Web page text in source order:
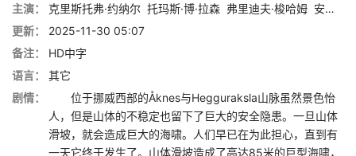
主演：
克里斯托弗·约纳尔 托玛斯·博·拉森 弗里迪夫·梭哈姆 安妮·达尔·托普
更新：
2025-11-30 05:07
备注：
HD中字
语言：
其它
剧情：
位于挪威西部的Åknes与Hegguraksla山脉虽然景色怡
人，但是山体的不稳定也留下了巨大的安全隐患。一旦山体
滑坡，就会造成巨大的海啸。人们早已在为此担心，直到有
一天它终于发生了。山体滑坡造成了高达85米的巨型海啸，